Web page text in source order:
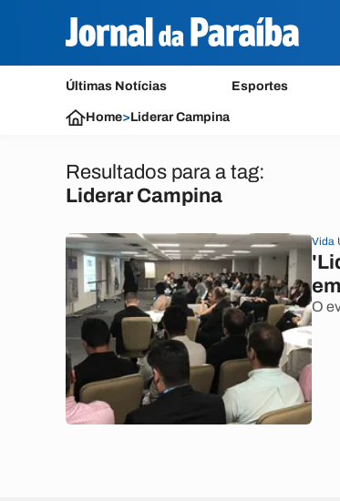
Últimas Notícias Esportes
Home>Liderar Campina
Resultados para a tag:
Liderar Campina
Vida
O